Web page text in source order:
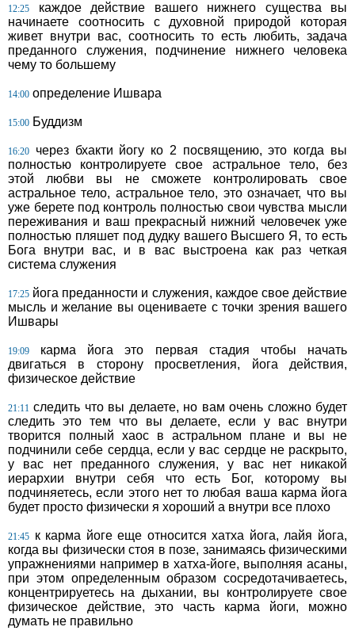
12:25
каждое действие вашего нижнего существа вы
начинаете соотносить с духовной природой которая
живет внутри вас, соотносить то есть любить, задача
преданного служения, подчинение нижнего человека
чему то большему
14:00 определение Ишвара
15:00 Буддизм
16:20
через бхакти йогу ко 2 посвящению, это когда вы
полностью контролируете свое астральное тело, без
этой любви вы не сможете контролировать свое
астральное тело, астральное тело, это означает, что вы
уже берете под контроль полностью свои чувства мысли
переживания и ваш прекрасный нижний человечек уже
полностью пляшет под дудку вашего Высшего Я, то есть
Бога внутри вас, и в вас выстроена как раз четкая
система служения
17:25 йога преданности и служения, каждое свое действие
мысль и желание вы оцениваете с точки зрения вашего
Ишвары
19:09
карма йога это первая стадия чтобы начать
двигаться в сторону просветления, йога действия,
физическое действие
21:11 следить что вы делаете, но вам очень сложно будет
следить это тем что вы делаете, если у вас внутри
творится полный хаос в астральном плане и вы не
подчинили себе сердца, если у вас сердце не раскрыто,
у вас нет преданного служения, у вас нет никакой
иерархии внутри себя что есть Бог, которому вы
подчиняетесь, если этого нет то любая ваша карма йога
будет просто физически я хороший а внутри все плохо
21:45 к карма йоге еще относится хатха йога, лайя йога,
когда вы физически стоя в позе, занимаясь физическими
упражнениями например в хатха-йоге, выполняя асаны,
при этом определенным образом сосредотачиваетесь,
концентрируетесь на дыхании, вы контролируете свое
физическое действие, это часть карма йоги, можно
думать не правильно